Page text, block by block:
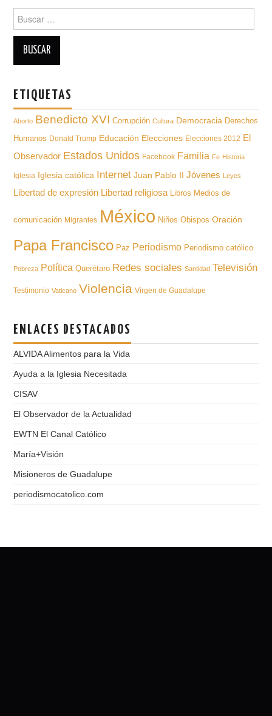
para:
ETIQUETAS
Aborto Benedicto XVI Corrupción Cultura Democracia Derechos
Humanos Donald Trump Educación Elecciones Elecciones 2012 El
Observador Estados Unidos Facebook Familia Fe Historia
Iglesia Iglesia católica Internet Juan Pablo II Jóvenes Leyes
Libertad de expresión Libertad religiosa Libros Medios de
comunicación Migrantes México Niños Obispos Oración
Papa Francisco Paz Periodismo Periodismo católico
Pobreza Política Querétaro Redes sociales Santidad Televisión
Testimonio Vaticano Violencia Virgen de Guadalupe
ENLACES DESTACADOS
ALVIDA Alimentos para la Vida
Ayuda a la Iglesia Necesitada
CISAV
El Observador de la Actualidad
EWTN El Canal Católico
María+Visión
Misioneros de Guadalupe
periodismocatolico.com